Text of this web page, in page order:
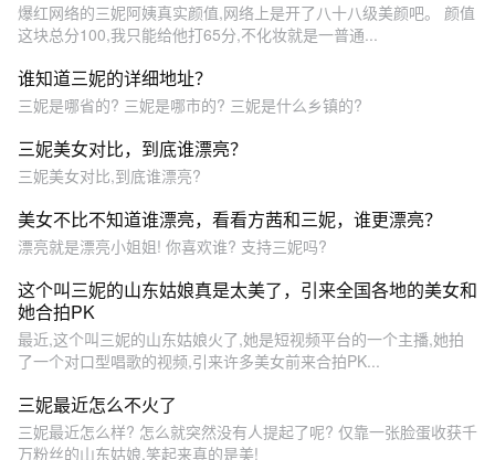
爆红网络的三妮阿姨真实颜值,网络上是开了八十八级美颜吧。 颜值
这块总分100,我只能给他打65分,不化妆就是一普通...
谁知道三妮的详细地址？
三妮是哪省的? 三妮是哪市的? 三妮是什么乡镇的?
三妮美女对比，到底谁漂亮？
三妮美女对比,到底谁漂亮?
美女不比不知道谁漂亮，看看方茜和三妮，谁更漂亮？
漂亮就是漂亮小姐姐! 你喜欢谁? 支持三妮吗?
这个叫三妮的山东姑娘真是太美了，引来全国各地的美女和
她合拍PK
最近,这个叫三妮的山东姑娘火了,她是短视频平台的一个主播,她拍
了一个对口型唱歌的视频,引来许多美女前来合拍PK...
三妮最近怎么不火了
三妮最近怎么样? 怎么就突然没有人提起了呢? 仅靠一张脸蛋收获千
万粉丝的山东姑娘,笑起来真的是美!